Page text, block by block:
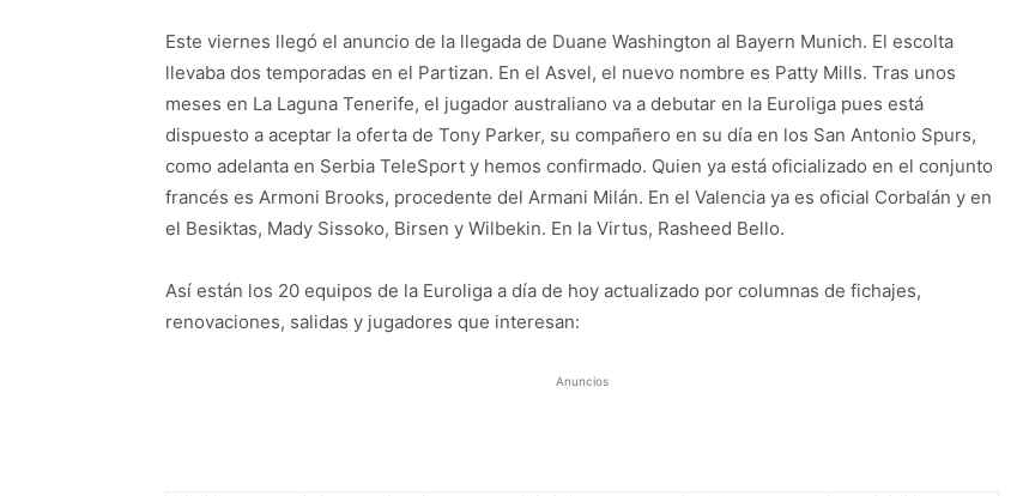
Este viernes llegó el anuncio de la llegada de Duane Washington al Bayern Munich. El escolta
llevaba dos temporadas en el Partizan. En el Asvel, el nuevo nombre es Patty Mills. Tras unos
meses en La Laguna Tenerife, el jugador australiano va a debutar en la Euroliga pues está
dispuesto a aceptar la oferta de Tony Parker, su compañero en su día en los San Antonio Spurs,
como adelanta en Serbia TeleSport y hemos confirmado. Quien ya está oficializado en el conjunto
francés es Armoni Brooks, procedente del Armani Milán. En el Valencia ya es oficial Corbalán y en
el Besiktas, Mady Sissoko, Birsen y Wilbekin. En la Virtus, Rasheed Bello.
Así están los 20 equipos de la Euroliga a día de hoy actualizado por columnas de fichajes,
renovaciones, salidas y jugadores que interesan:
Anuncios